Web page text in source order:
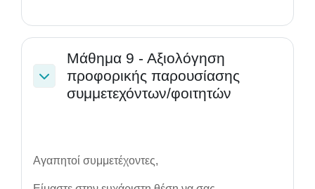
Collapse
Μάθημα 9 - Αξιολόγηση
προφορικής παρουσίασης
συμμετεχόντων/φοιτητών
Αγαπητοί συμμετέχοντες,